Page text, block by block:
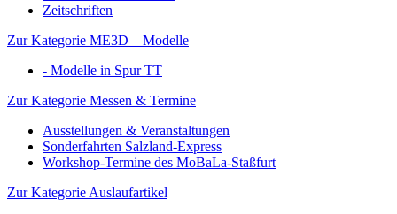
Zeitschriften
Zur Kategorie ME3D – Modelle
- Modelle in Spur TT
Zur Kategorie Messen & Termine
Ausstellungen & Veranstaltungen
Sonderfahrten Salzland-Express
Workshop-Termine des MoBaLa-Staßfurt
Zur Kategorie Auslaufartikel